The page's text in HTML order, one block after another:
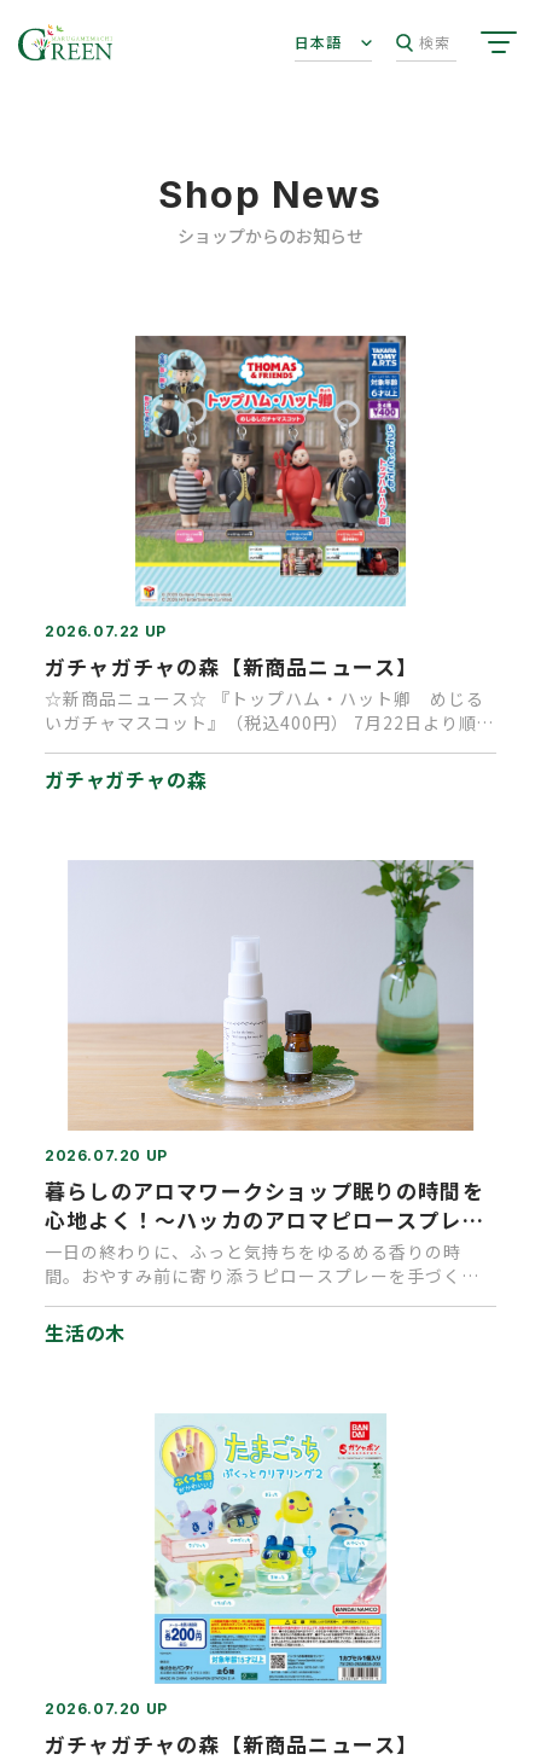
日本語 検索
Shop News
ショップからのお知らせ
2026.07.22 UP
ガチャガチャの森【新商品ニュース】
☆新商品ニュース☆ 『トップハム・ハット卿 めじる
いガチャマスコット』（税込400円） 7月22日より順次
ガチャガチャの森
2026.07.20 UP
暮らしのアロマワークショップ眠りの時間を
心地よく！～ハッカのアロマピロースプレー
づくり～
一日の終わりに、ふっと気持ちをゆるめる香りの時
間。おやすみ前に寄り添うピロースプレーを手づくり
生活の木
2026.07.20 UP
ガチャガチャの森【新商品ニュース】